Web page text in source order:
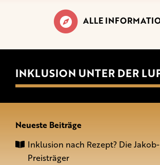
ALLE
INKLUSION UNTER DER
Neueste Beiträge
Inklusion nach Rezept? Die
Preisträger